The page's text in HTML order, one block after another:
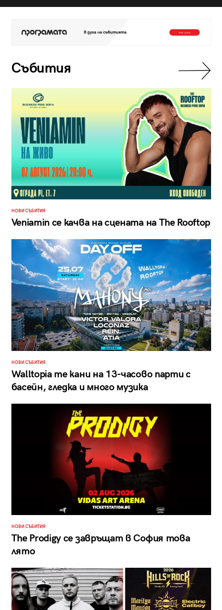
Събития
НОВИ СЪБИТИЯ
Veniamin се качва на сцената на The Rooftop
НОВИ СЪБИТИЯ
Walltopia те кани на 13-часово парти с
басейн, гледка и много музика
НОВИ СЪБИТИЯ
The Prodigy се завръщат в София това
лято